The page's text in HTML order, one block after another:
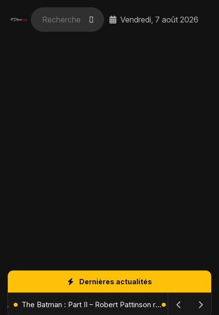
Vendredi, 7 août 2026
Dernières actualités
L'Âge de Glace : Le Réveil du Volcan – Manny, Sid et Diego de retour pour une aventure explosive The Batman : Part II – Robert Pattinson replonge dans les ténèbres de Gotham dès octobre 2027